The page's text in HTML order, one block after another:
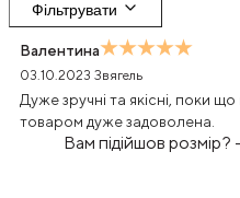
Фільтрувати
Валентина
03.10.2023 Звягель
Дуже зручні та якісні, поки що
товаром дуже задоволена.
Вам підійшов розмір? -